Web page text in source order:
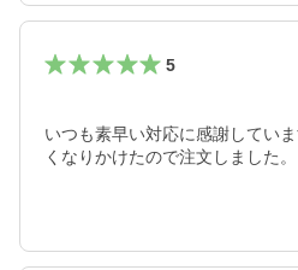
5
いつも素早い対応に感謝してい
くなりかけたので注文しました。